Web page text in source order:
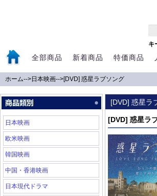
キ
全部商品 新着商品 特価商品
ホーム-->日本映画-->[DVD] 惑星ラブソング
日本映画
欧米映画
韓国映画
中国・香港映画
日本現代ドラマ
[DVD] 惑星ラ
[DVD] 惑星ラ